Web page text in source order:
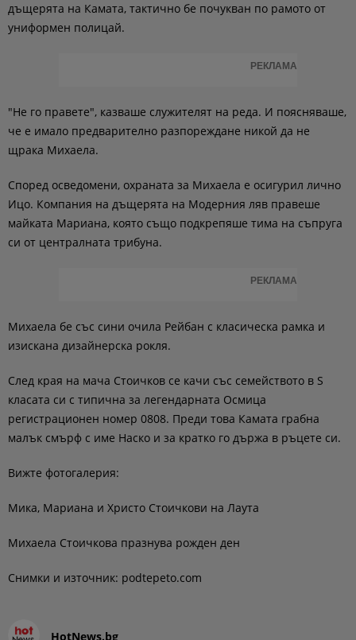
дъщерята на Камата, тактично бе почукван по рамото от
униформен полицай.
РЕКЛАМА
"Не го правете", казваше служителят на реда. И поясняваше,
че е имало предварително разпореждане никой да не
щрака Михаела.
Според осведомени, охраната за Михаела е осигурил лично
Ицо. Компания на дъщерята на Модерния ляв правеше
майката Мариaна, която също подкрепяше тима на съпруга
си от централната трибуна.
РЕКЛАМА
Михаела бе със сини очила Рейбан с класическа рамка и
изискана дизайнерска рокля.
След края на мача Стоичков се качи със семейството в S
класата си с типична за легендарната Осмица
регистрационен номер 0808. Преди това Камата грабна
малък смърф с име Наско и за кратко го държа в ръцете си.
Вижте фотогалерия:
Мика, Мариaна и Христо Стоичкови на Лаута
Михаела Стоичкова празнува рожден ден
Снимки и източник: podtepeto.com
HotNews.bg